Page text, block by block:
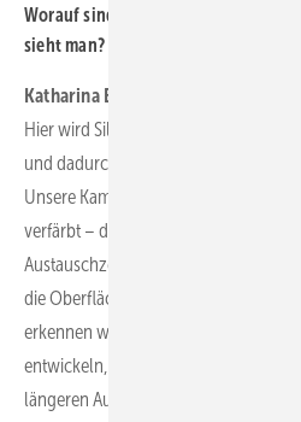
Worauf sind die Kameras gerichtet
sieht man?
Katharina Bäuerle:
Hier wird Silicagel eingesetzt, um
und dadurch die Lebensdauer des
Unsere Kameras nehmen
verfärbt – daraus berechnen wir
Austauschzeitpunkt für das
die Oberfläche eines Trafos mithilfe
erkennen wir frühzeitig, wenn sich
entwickeln, die im schlimmsten Fall
längeren Ausfallzeiten führen könnten.